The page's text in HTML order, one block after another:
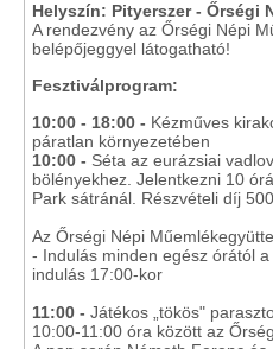
Helyszín: Pityerszer - Őrségi
A rendezvény az Őrségi Népi
belépőjeggyel látogatható!
Fesztiválprogram:
10:00 - 18:00 - Kézműves
páratlan környezetében
10:00 - Séta az eurázsiai
bölényekhez. Jelentkezni 10
Park sátránál. Részvételi díj
Az Őrségi Népi
- Indulás minden egész órától
indulás 17:00-kor
11:00 - Játékos „tökös"
10:00-11:00 óra között az